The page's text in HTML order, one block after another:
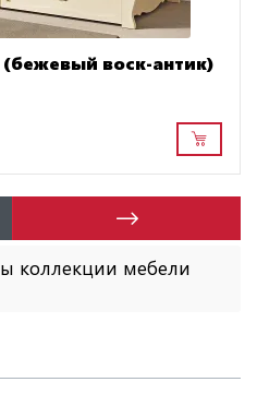
воск-антик)
коллекции мебели